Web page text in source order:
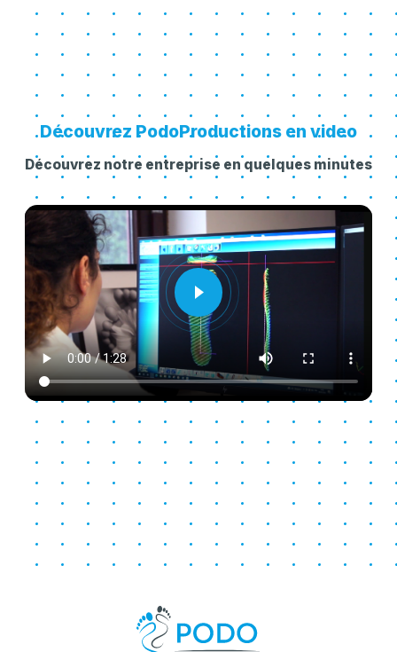
Découvrez PodoProductions en video
Découvrez notre entreprise en quelques minutes